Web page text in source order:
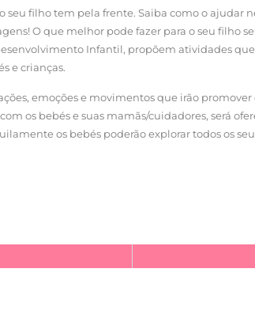
seu filho tem pela frente. Saiba como o ajudar
O que melhor pode fazer para o seu filho
Infantil, propõem atividades
e crianças.
emoções e movimentos que irão
os bebés e suas mamãs/cuidadores, será
os bebés poderão explorar todos os